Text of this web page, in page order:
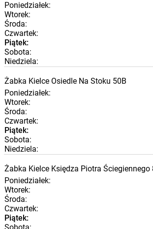
Poniedziałek:
Wtorek:
Środa:
Czwartek:
Piątek:
Sobota:
Niedziela:
Żabka Kielce Osiedle Na Stoku 50B
Poniedziałek:
Wtorek:
Środa:
Czwartek:
Piątek:
Sobota:
Niedziela:
Żabka Kielce Księdza Piotra Ściegiennego
Poniedziałek:
Wtorek:
Środa:
Czwartek:
Piątek: